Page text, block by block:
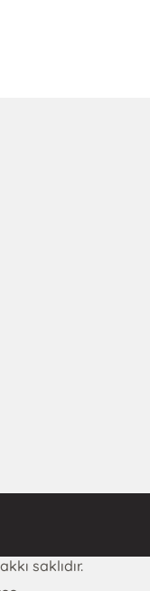
saklıdır.